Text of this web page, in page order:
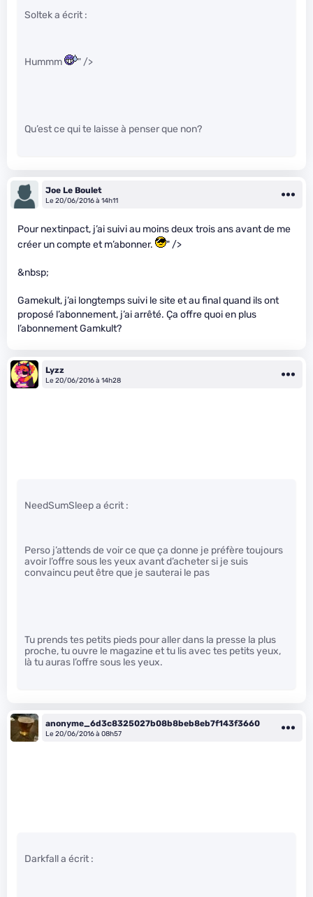
Soltek a écrit :
Hummm " />
Qu’est ce qui te laisse à penser que non?
Joe Le Boulet
Le 20/06/2016 à 14h11
Pour nextinpact, j’ai suivi au moins deux trois ans avant de me
créer un compte et m’abonner.
" />
&nbsp;
Gamekult, j’ai longtemps suivi le site et au final quand ils ont
proposé l’abonnement, j’ai arrêté. Ça offre quoi en plus
l’abonnement Gamkult?
Lyzz
Le 20/06/2016 à 14h28
NeedSumSleep a écrit :
Perso j’attends de voir ce que ça donne je préfère toujours
avoir l’offre sous les yeux avant d’acheter si je suis
convaincu peut être que je sauterai le pas
Tu prends tes petits pieds pour aller dans la presse la plus
proche, tu ouvre le magazine et tu lis avec tes petits yeux,
là tu auras l’offre sous les yeux.
anonyme_6d3c8325027b08b8beb8eb7f143f3660
Le 20/06/2016 à 08h57
Darkfall a écrit :